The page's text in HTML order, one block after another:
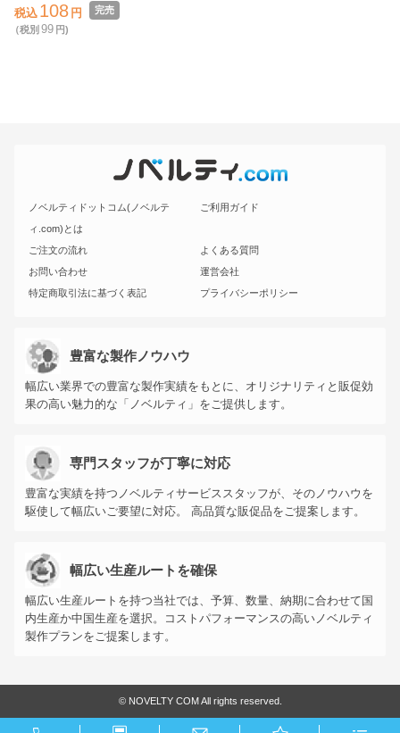
税込 108 円
完売
（税別 99 円)
ノベルティドットコム(ノベルテ
ィ.com)とは
ご利用ガイド
ご注文の流れ
よくある質問
お問い合わせ
運営会社
特定商取引法に基づく表記
プライバシーポリシー
豊富な製作ノウハウ
幅広い業界での豊富な製作実績をもとに、オリジナリティと販促効
果の高い魅力的な「ノベルティ」をご提供します。
専門スタッフが丁寧に対応
豊富な実績を持つノベルティサービススタッフが、そのノウハウを
駆使して幅広いご要望に対応。 高品質な販促品をご提案します。
幅広い生産ルートを確保
幅広い生産ルートを持つ当社では、予算、数量、納期に合わせて国
内生産か中国生産を選択。コストパフォーマンスの高いノベルティ
製作プランをご提案します。
© NOVELTY COM All rights reserved.